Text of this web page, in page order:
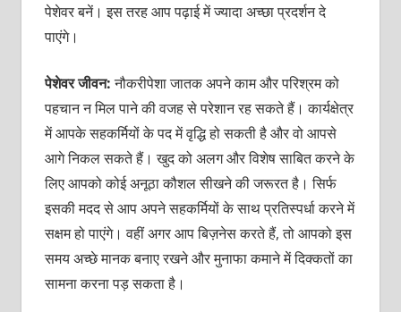
पेशेवर बनें। इस तरह आप पढ़ाई में ज्‍यादा अच्‍छा प्रदर्शन दे
पाएंगे।
पेशेवर जीवन:नौकरीपेशा जातक अपने काम और परिश्रम को
पहचान न मिल पाने की वजह से परेशान रह सकते हैं। कार्यक्षेत्र
में आपके सहकर्मियों के पद में वृद्धि हो सकती है और वो आपसे
आगे निकल सकते हैं। खुद को अलग और विशेष साबित करने के
लिए आपको कोई अनूठा कौशल सीखने की जरूरत है। सिर्फ
इसकी मदद से आप अपने सहकर्मियों के साथ प्रतिस्‍पर्धा करने में
सक्षम हो पाएंगे। वहीं अगर आप बिज़नेस करते हैं, तो आपको इस
समय अच्‍छे मानक बनाए रखने और मुनाफा कमाने में दिक्‍कतों का
सामना करना पड़ सकता है।